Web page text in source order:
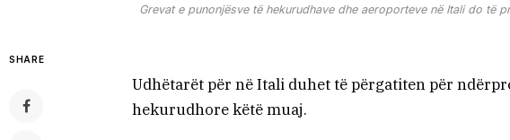
Grevat e punonjësve të hekurudhave dhe aeroporteve në Itali do të
SHARE
Udhëtarët për në Itali duhet të përgatiten për
hekurudhore këtë muaj.